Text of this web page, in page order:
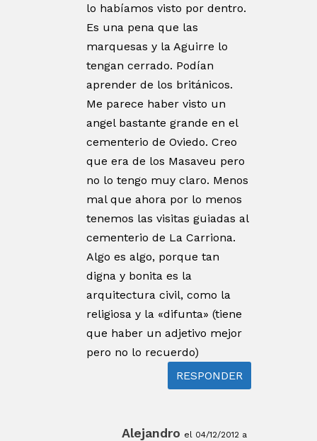
lo habíamos visto por dentro.
Es una pena que las
marquesas y la Aguirre lo
tengan cerrado. Podían
aprender de los británicos.
Me parece haber visto un
angel bastante grande en el
cementerio de Oviedo. Creo
que era de los Masaveu pero
no lo tengo muy claro. Menos
mal que ahora por lo menos
tenemos las visitas guiadas al
cementerio de La Carriona.
Algo es algo, porque tan
digna y bonita es la
arquitectura civil, como la
religiosa y la «difunta» (tiene
que haber un adjetivo mejor
pero no lo recuerdo)
RESPONDER
Alejandro el 04/12/2012 a